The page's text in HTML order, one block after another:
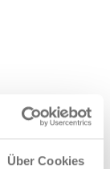
Über Cookies